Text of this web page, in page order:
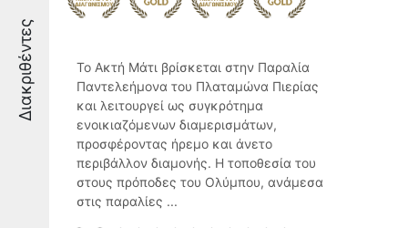
Διακριθέντες
Το Ακτή Μάτι βρίσκεται στην Παραλία
Παντελεήμονα του Πλαταμώνα Πιερίας
και λειτουργεί ως συγκρότημα
ενοικιαζόμενων διαμερισμάτων,
προσφέροντας ήρεμο και άνετο
περιβάλλον διαμονής. Η τοποθεσία του
στους πρόποδες του Ολύμπου, ανάμεσα
στις παραλίες ...